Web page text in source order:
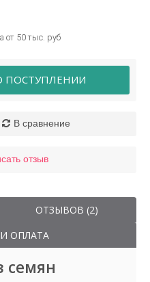
от 50 тыс. руб
ПОСТУПЛЕНИИ
В сравнение
отзыв
ОТЗЫВОВ (2)
ОПЛАТА
семян